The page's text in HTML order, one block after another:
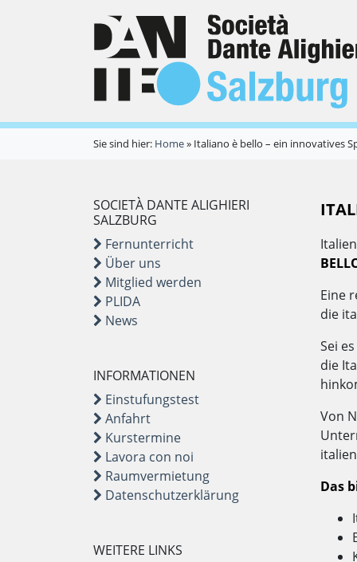
Sie sind hier: Home» Italiano è bello – ein innovatives
SOCIETÀ DANTE ALIGHIERI
SALZBURG
Fernunterricht
Über uns
Mitglied werden
PLIDA
News
INFORMATIONEN
Einstufungstest
Anfahrt
Kurstermine
Lavora con noi
Raumvermietung
Datenschutzerklärung
WEITERE LINKS
Eine
die
Sei
die
Von
Das